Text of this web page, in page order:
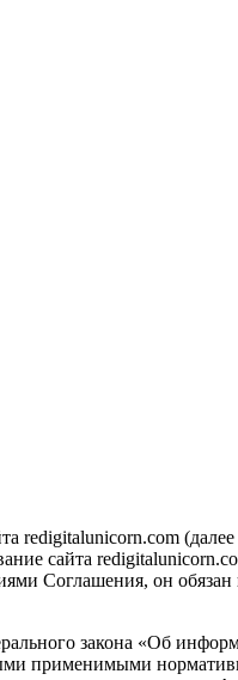
redigitalunicorn.com
сайта
Соглашения, он
закона «Об
применимыми